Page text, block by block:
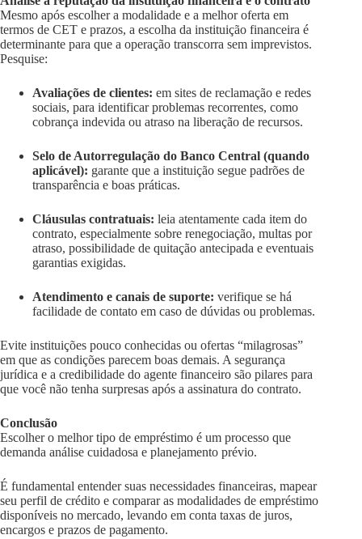
Mesmo após escolher a modalidade e a melhor oferta em
termos de CET e prazos, a escolha da instituição financeira é
determinante para que a operação transcorra sem imprevistos.
Pesquise:
Avaliações de clientes: em sites de reclamação e redes
sociais, para identificar problemas recorrentes, como
cobrança indevida ou atraso na liberação de recursos.
Selo de Autorregulação do Banco Central (quando
aplicável): garante que a instituição segue padrões de
transparência e boas práticas.
Cláusulas contratuais: leia atentamente cada item do
contrato, especialmente sobre renegociação, multas por
atraso, possibilidade de quitação antecipada e eventuais
garantias exigidas.
Atendimento e canais de suporte: verifique se há
facilidade de contato em caso de dúvidas ou problemas.
Evite instituições pouco conhecidas ou ofertas “milagrosas”
em que as condições parecem boas demais. A segurança
jurídica e a credibilidade do agente financeiro são pilares para
que você não tenha surpresas após a assinatura do contrato.
Conclusão
Escolher o melhor tipo de empréstimo é um processo que
demanda análise cuidadosa e planejamento prévio.
É fundamental entender suas necessidades financeiras, mapear
seu perfil de crédito e comparar as modalidades de empréstimo
disponíveis no mercado, levando em conta taxas de juros,
encargos e prazos de pagamento.